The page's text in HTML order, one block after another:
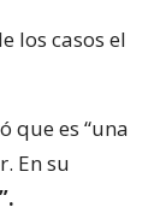
los casos el
que es “una
En su